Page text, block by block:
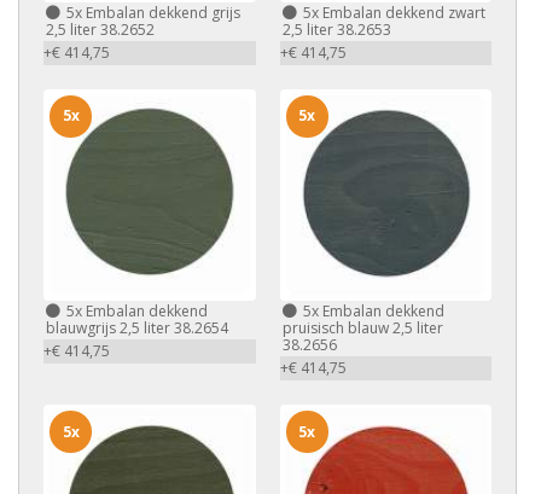
5x Embalan dekkend grijs
2,5 liter 38.2652
+€ 414,75
5xEmbalan dekkend zwart
2,5 liter 38.2653
+€ 414,75
5x Embalan dekkend
blauwgrijs 2,5 liter 38.2654
+€ 414,75
5x
5xEmbalan dekkend
pruisisch blauw 2,5 liter
38.2656
+€ 414,75
5x
5x 5x